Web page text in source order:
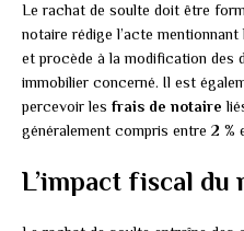
Le rachat de soulte doit être
notaire rédige l’acte
et procède à la modification des
immobilier concerné. Il est
percevoir les frais de notaire
généralement compris entre 2 %
L’impact fiscal du